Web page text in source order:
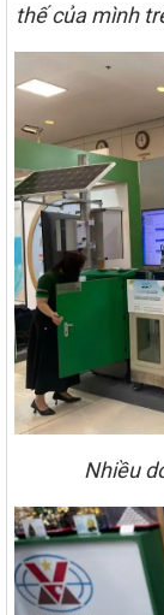
thế của mình
Nhiều